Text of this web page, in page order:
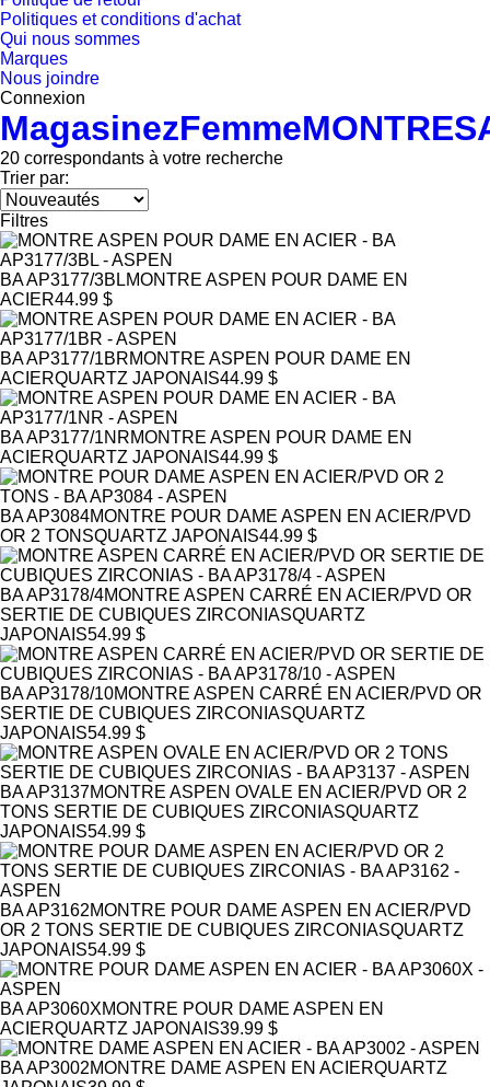
Politiques et conditions d'achat
Qui nous sommes
Marques
Nous joindre
Connexion
MagasinezFemmeMONTRES
20 correspondants à votre recherche
Trier par:
Filtres
BA AP3177/3BLMONTRE ASPEN POUR DAME EN
ACIER44.99 $
BA AP3177/1BRMONTRE ASPEN POUR DAME EN
ACIERQUARTZ JAPONAIS44.99 $
BA AP3177/1NRMONTRE ASPEN POUR DAME EN
ACIERQUARTZ JAPONAIS44.99 $
BA AP3084MONTRE POUR DAME ASPEN EN ACIER/PVD
OR 2 TONSQUARTZ JAPONAIS44.99 $
BA AP3178/4MONTRE ASPEN CARRÉ EN ACIER/PVD OR
SERTIE DE CUBIQUES ZIRCONIASQUARTZ
JAPONAIS54.99 $
BA AP3178/10MONTRE ASPEN CARRÉ EN ACIER/PVD OR
SERTIE DE CUBIQUES ZIRCONIASQUARTZ
JAPONAIS54.99 $
BA AP3137MONTRE ASPEN OVALE EN ACIER/PVD OR 2
TONS SERTIE DE CUBIQUES ZIRCONIASQUARTZ
JAPONAIS54.99 $
BA AP3162MONTRE POUR DAME ASPEN EN ACIER/PVD
OR 2 TONS SERTIE DE CUBIQUES ZIRCONIASQUARTZ
JAPONAIS54.99 $
BA AP3060XMONTRE POUR DAME ASPEN EN
ACIERQUARTZ JAPONAIS39.99 $
BA AP3002MONTRE DAME ASPEN EN ACIERQUARTZ